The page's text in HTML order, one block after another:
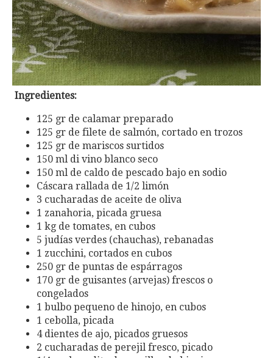
Ingredientes:
125 gr de calamar preparado
125 gr de filete de salmón, cortado en trozos
125 gr de mariscos surtidos
150 ml di vino blanco seco
150 ml de caldo de pescado bajo en sodio
Cáscara rallada de 1/2 limón
3 cucharadas de aceite de oliva
1 zanahoria, picada gruesa
1 kg de tomates, en cubos
5 judías verdes (chauchas), rebanadas
1 zucchini, cortados en cubos
250 gr de puntas de espárragos
170 gr de guisantes (arvejas) frescos o
congelados
1 bulbo pequeno de hinojo, en cubos
1 cebolla, picada
4 dientes de ajo, picados gruesos
2 cucharadas de perejil fresco, picado